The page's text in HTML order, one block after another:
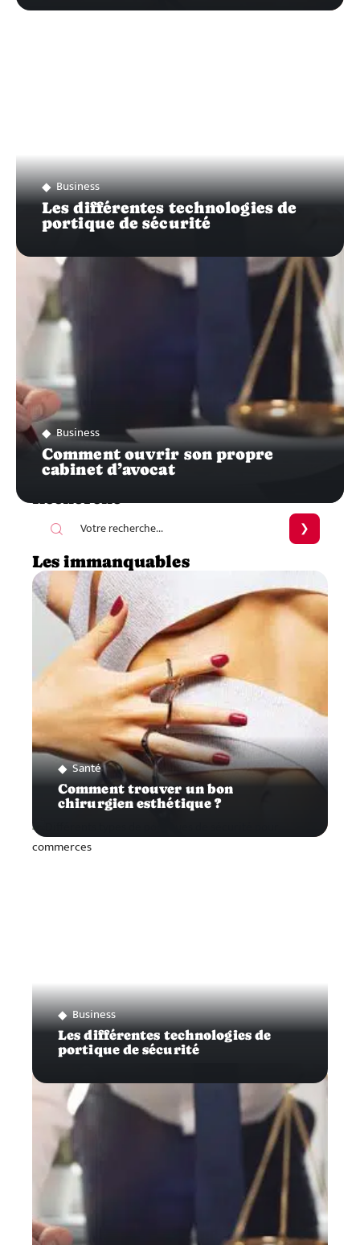
Business
Les différentes technologies de
portique de sécurité
Business
Comment ouvrir son propre
cabinet d’avocat
Recherche
Les immanquables
Santé
Comment trouver un bon
chirurgien esthétique ?
Business
Les différentes technologies de
portique de sécurité